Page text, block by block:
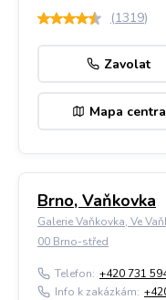
(1319)
Zavolat
Mapa centra
Brno, Vaňkovka
Galerie Vaňkovka, Ve
00 Brno-střed
Telefon: +420 731
Info k zakázkám: